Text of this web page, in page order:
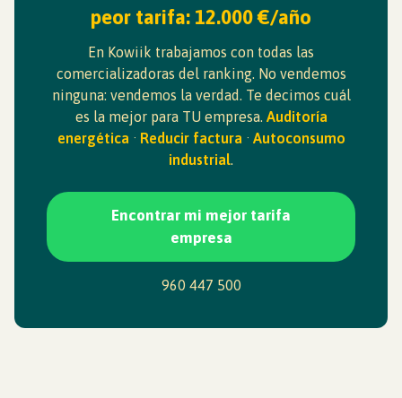
peor tarifa: 12.000 €/año
En Kowiik trabajamos con todas las
comercializadoras del ranking. No vendemos
ninguna: vendemos la verdad. Te decimos cuál
es la mejor para TU empresa. Auditoría
energética · Reducir factura · Autoconsumo
industrial.
Encontrar mi mejor tarifa
empresa
960 447 500